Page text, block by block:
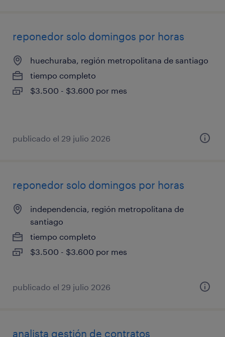
reponedor solo domingos por horas
huechuraba, región metropolitana de santiago
tiempo completo
$3.500 - $3.600 por mes
publicado el 29 julio 2026
reponedor solo domingos por horas
independencia, región metropolitana de
santiago
tiempo completo
$3.500 - $3.600 por mes
publicado el 29 julio 2026
analista gestión de contratos